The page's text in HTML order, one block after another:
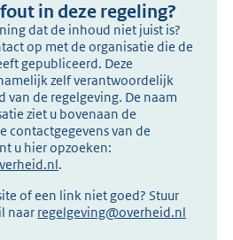
in deze regeling?
dat de inhoud niet juist is?
op met de organisatie die de
gepubliceerd. Deze
zelf verantwoordelijk
van de regelgeving. De naam
ziet u bovenaan de
contactgegevens van de
u hier opzoeken:
.
of een link niet goed? Stuur
naar regelgeving@overheid.nl